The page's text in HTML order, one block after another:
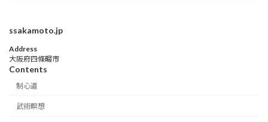
ssakamoto.jp
Address
大阪府四條畷市
Contents
制心道
武術瞑想